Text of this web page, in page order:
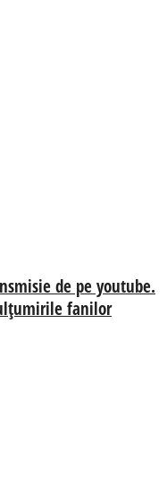
de pe youtube.
fanilor